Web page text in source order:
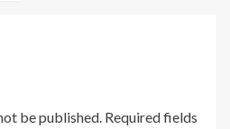
be published. Required fields